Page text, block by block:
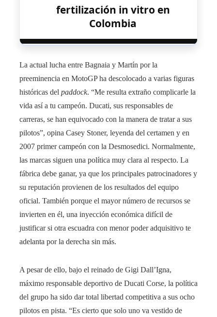
fertilización in vitro en
Colombia
La actual lucha entre Bagnaia y Martín por la
preeminencia en MotoGP ha descolocado a varias figuras
históricas del paddock. “Me resulta extraño complicarle la
vida así a tu campeón. Ducati, sus responsables de
carreras, se han equivocado con la manera de tratar a sus
pilotos”, opina Casey Stoner, leyenda del certamen y en
2007 primer campeón con la Desmosedici. Normalmente,
las marcas siguen una política muy clara al respecto. La
fábrica debe ganar, ya que los principales patrocinadores y
su reputación provienen de los resultados del equipo
oficial. También porque el mayor número de recursos se
invierten en él, una inyección económica difícil de
justificar si otra escuadra con menor poder adquisitivo te
adelanta por la derecha sin más.
A pesar de ello, bajo el reinado de Gigi Dall’Igna,
máximo responsable deportivo de Ducati Corse, la política
del grupo ha sido dar total libertad competitiva a sus ocho
pilotos en pista. “Es cierto que solo uno va vestido de